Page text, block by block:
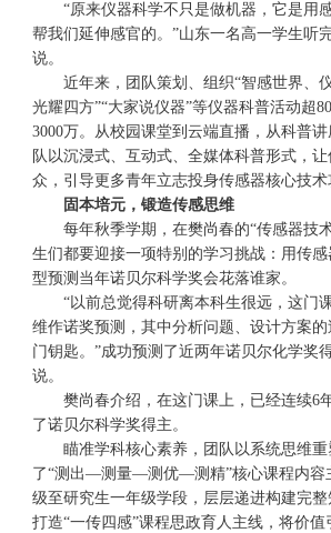
“原来仪器科学不只是做机器，它是用
帮我们延伸感官的。”山东一名高一学生听
说。
近年来，团队策划、组织“智感世界、仪
光耀四方”“大家说仪器”等仪器科普活动超
3000万。从校园课堂到云端直播，从科普
队以沉浸式、互动式、全媒体科普形式，
众，引导更多青年立志投身传感器核心技术
固本培元，锻造传感思维
每年秋季学期，在樊尚春的“传感器技
生们都要迎接一项特别的学习挑战：用传
型预测当年诺贝尔科学奖会花落谁家。
“以前总觉得科研离本科生很远，这门
维作诺奖预测，其中分析问题、设计方案
门钥匙。”成功预测了近两年诺贝尔化学奖
说。
樊尚春介绍，在这门课上，已经连续6年
了诺贝尔科学奖得主。
瞄准学科核心素养，团队以系统思维重
了“测出—测量—测优—测精”核心课程内容
级至研究生一年级学段，层层递进构建完整
打造“一传四感”课程思政育人主线，将价